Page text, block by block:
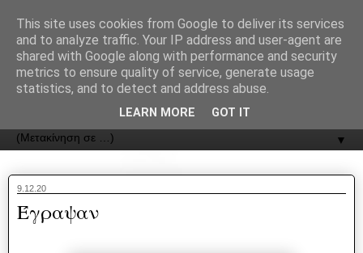
ΟΔΟΣ
▼
9.12.20
Έγραψαν
This site uses cookies from Google to deliver its services
and to analyze traffic. Your IP address and user-agent are
shared with Google along with performance and security
metrics to ensure quality of service, generate usage
statistics, and to detect and address abuse.
LEARN MORE GOT IT